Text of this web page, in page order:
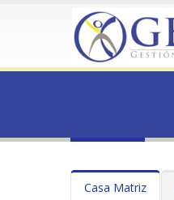
Casa Matriz